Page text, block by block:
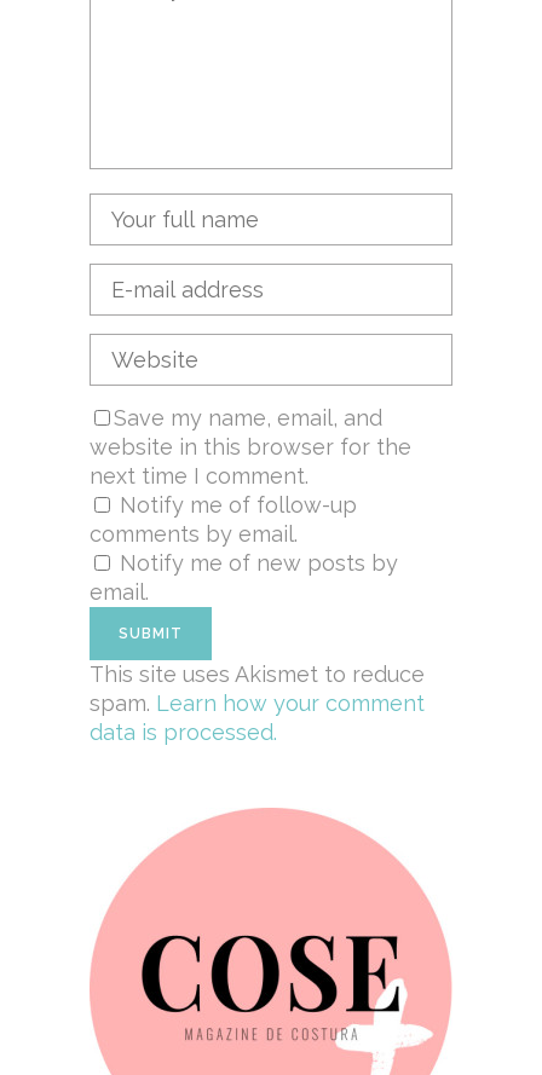
Save my name, email, and
website in this browser for the
next time I comment.
Notify me of follow-up
comments by email.
Notify me of new posts by
email.
This site uses Akismet to reduce
spam. Learn how your comment
data is processed.